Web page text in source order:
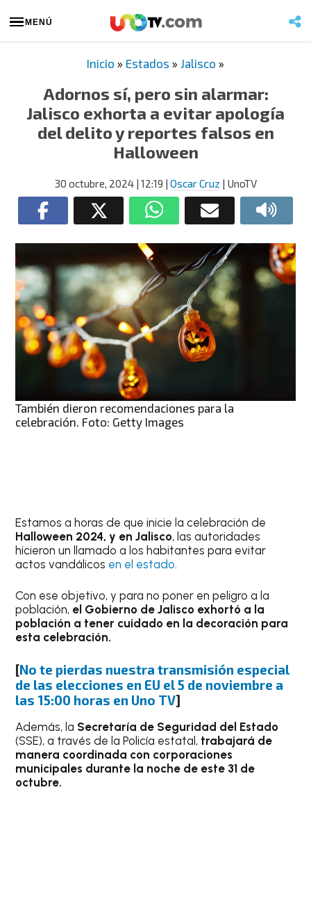
MENÚ
Inicio » Estados » Jalisco »
Adornos sí, pero sin alarmar:
Jalisco exhorta a evitar apología
del delito y reportes falsos en
Halloween
30 octubre, 2024| 12:19 | Oscar Cruz | UnoTV
También dieron recomendaciones para la
celebración. Foto: Getty Images
Estamos a horas de que inicie la celebración de
Halloween 2024, y en Jalisco, las autoridades
hicieron un llamado a los habitantes para evitar
actos vandálicos en el estado.
Con ese objetivo, y para no poner en peligro a la
población, el Gobierno de Jalisco exhortó a la
población a tener cuidado en la decoración para
esta celebración.
[No te pierdas nuestra transmisión especial
de las elecciones en EU el 5 de noviembre a
las 15:00 horas en Uno TV]
Además, la Secretaría de Seguridad del Estado
(SSE), a través de la Policía estatal, trabajará de
manera coordinada con corporaciones
municipales durante la noche de este 31 de
octubre.